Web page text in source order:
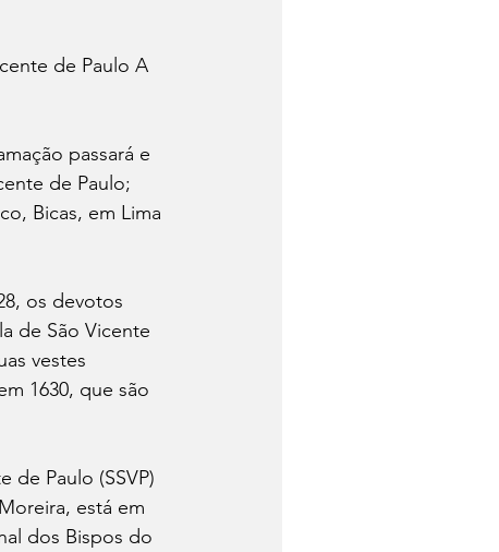
de Paulo A
passará e
de Paulo;
Bicas, em Lima
os devotos
de São Vicente
vestes
1630, que são
Paulo (SSVP)
está em
dos Bispos do